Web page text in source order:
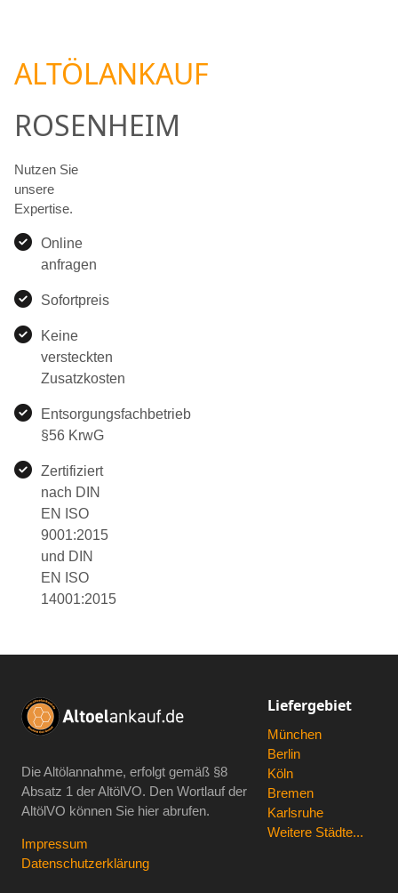
ALTÖLANKAUF
ROSENHEIM
Nutzen Sie
unsere
Expertise.
Online
anfragen
Sofortpreis
Keine
versteckten
Zusatzkosten
Entsorgungsfachbetrieb
§56 KrwG
Zertifiziert
nach DIN
EN ISO
9001:2015
und DIN
EN ISO
14001:2015
Die Altölannahme, erfolgt gemäß §8
Absatz 1 der AltölVO. Den Wortlauf der
AltölVO können Sie hier abrufen.
Impressum
Datenschutzerklärung
Liefergebiet
München
Berlin
Köln
Bremen
Karlsruhe
Weitere Städte...